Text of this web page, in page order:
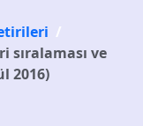
/
sıralaması ve
2016)